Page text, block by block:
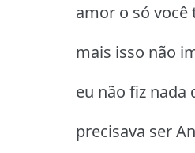
amor o só
mais isso não
eu não fiz nada
precisava ser